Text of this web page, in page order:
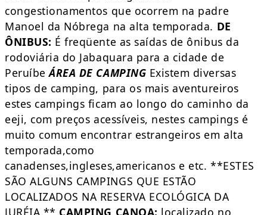
congestionamentos que ocorrem na padre
Manoel da Nóbrega na alta temporada. DE
ÔNIBUS: É freqüente as saídas de ônibus da
rodoviária do Jabaquara para a cidade de
PeruíbeÁREA DE CAMPING Existem diversas
tipos de camping, para os mais aventureiros
estes campings ficam ao longo do caminho da
eeji, com preços acessíveis, nestes campings é
muito comum encontrar estrangeiros em alta
temporada,como
canadenses,ingleses,americanos e etc. **ESTES
SÃO ALGUNS CAMPINGS QUE ESTÃO
LOCALIZADOS NA RESERVA ECOLÓGICA DA